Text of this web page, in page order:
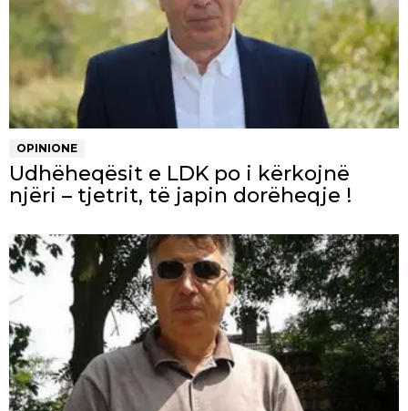
OPINIONE
Udhëheqësit e LDK po i kërkojnë
njëri – tjetrit, të japin dorëheqje !